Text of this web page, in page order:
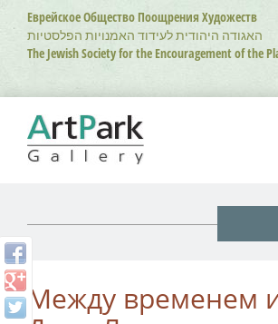
Перейти
основному
содержанию
Еврейское Общество Поощрения Художеств
האגודה היהודית לעידוד האמנויות הפלסטיות
The Jewish Society for the Encouragement of the
Между временем